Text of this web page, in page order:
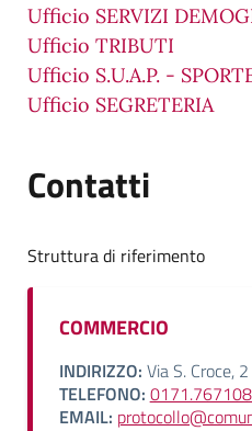
Ufficio SERVIZI
Ufficio TRIBUTI
Ufficio S.U.A.P. -
Ufficio SEGRETERIA
Contatti
Struttura di riferimento
COMMERCIO
INDIRIZZO: Via S. Croce,
TELEFONO:
EMAIL: